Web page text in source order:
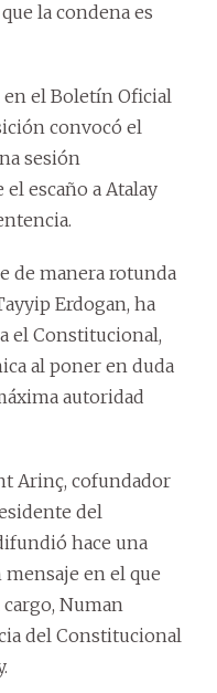
la condena es
en el Boletín Oficial
convocó el
sesión
escaño a Atalay
de manera rotunda
Erdogan, ha
el Constitucional,
al poner en duda
autoridad
Arinç, cofundador
del
hace una
mensaje en el que
Numan
del Constitucional